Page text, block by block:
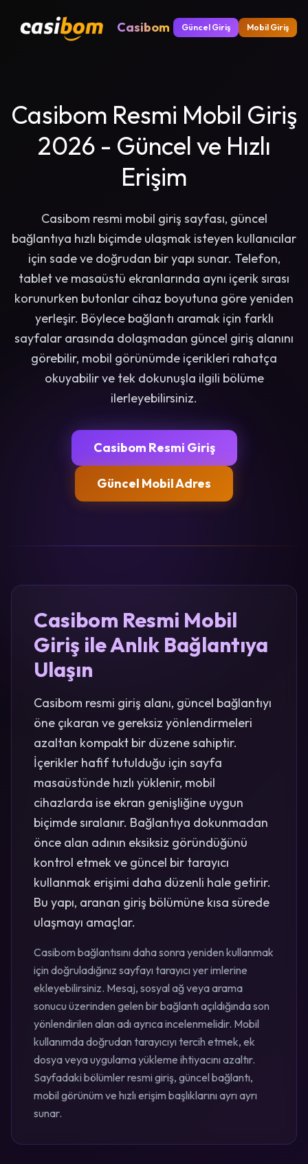
Casibom Güncel Giriş Mobil Giriş
Casibom Resmi Mobil Giriş
2026 - Güncel ve Hızlı
Erişim
Casibom resmi mobil giriş sayfası, güncel
bağlantıya hızlı biçimde ulaşmak isteyen kullanıcılar
için sade ve doğrudan bir yapı sunar. Telefon,
tablet ve masaüstü ekranlarında aynı içerik sırası
korunurken butonlar cihaz boyutuna göre yeniden
yerleşir. Böylece bağlantı aramak için farklı
sayfalar arasında dolaşmadan güncel giriş alanını
görebilir, mobil görünümde içerikleri rahatça
okuyabilir ve tek dokunuşla ilgili bölüme
ilerleyebilirsiniz.
Casibom Resmi Giriş
Güncel Mobil Adres
Casibom Resmi Mobil
Giriş ile Anlık Bağlantıya
Ulaşın
Casibom resmi giriş alanı, güncel bağlantıyı
öne çıkaran ve gereksiz yönlendirmeleri
azaltan kompakt bir düzene sahiptir.
İçerikler hafif tutulduğu için sayfa
masaüstünde hızlı yüklenir, mobil
cihazlarda ise ekran genişliğine uygun
biçimde sıralanır. Bağlantıya dokunmadan
önce alan adının eksiksiz göründüğünü
kontrol etmek ve güncel bir tarayıcı
kullanmak erişimi daha düzenli hale getirir.
Bu yapı, aranan giriş bölümüne kısa sürede
ulaşmayı amaçlar.
Casibom bağlantısını daha sonra yeniden kullanmak
için doğruladığınız sayfayı tarayıcı yer imlerine
ekleyebilirsiniz. Mesaj, sosyal ağ veya arama
sonucu üzerinden gelen bir bağlantı açıldığında son
yönlendirilen alan adı ayrıca incelenmelidir. Mobil
kullanımda doğrudan tarayıcıyı tercih etmek, ek
dosya veya uygulama yükleme ihtiyacını azaltır.
Sayfadaki bölümler resmi giriş, güncel bağlantı,
mobil görünüm ve hızlı erişim başlıklarını ayrı ayrı
sunar.